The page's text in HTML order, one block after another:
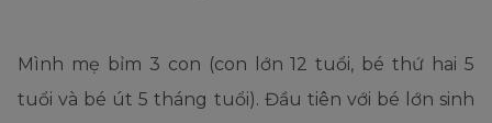
Mình mẹ bỉm 3 con (con lớn 12 tuổi, bé thứ hai 5
tuổi và bé út 5 tháng tuổi). Đầu tiên với bé lớn sinh